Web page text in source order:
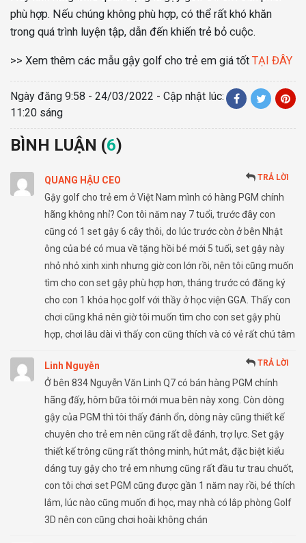
phù hợp. Nếu chúng không phù hợp, có thể rất khó khăn
trong quá trình luyện tập, dẫn đến khiến trẻ bỏ cuộc.
>> Xem thêm các mẫu gậy golf cho trẻ em giá tốt TẠI ĐÂY
Ngày đăng 9:58 - 24/03/2022 - Cập nhật lúc:
11:20 sáng
BÌNH LUẬN (6)
QUANG HẬU CEO TRẢ LỜI
Gậy golf cho trẻ em ở Việt Nam mình có hàng PGM chính
hãng không nhỉ? Con tôi năm nay 7 tuổi, trước đây con
cũng có 1 set gậy 6 cây thôi, do lúc trước còn ở bên Nhật
ông của bé có mua về tặng hồi bé mới 5 tuổi, set gậy này
nhỏ nhỏ xinh xinh nhưng giờ con lớn rồi, nên tôi cũng muốn
tìm cho con set gậy phù hợp hơn, tháng trước có đăng ký
cho con 1 khóa học golf với thầy ở học viện GGA. Thấy con
chơi cũng khá nên giờ tôi muốn tìm cho con set gậy phù
hợp, chơi lâu dài vì thấy con cũng thích và có vẻ rất chú tâm
Linh Nguyễn TRẢ LỜI
Ở bên 834 Nguyễn Văn Linh Q7 có bán hàng PGM chính
hãng đấy, hôm bữa tôi mới mua bên này xong. Còn dòng
gậy của PGM thì tôi thấy đánh ổn, dòng này cũng thiết kế
chuyên cho trẻ em nên cũng rất dễ đánh, trợ lực. Set gậy
thiết kế trông cũng rất thông minh, hút mắt, đặc biệt kiểu
dáng tuy gậy cho trẻ em nhưng cũng rất đầu tư trau chuốt,
con tôi chơi set PGM cũng được gần 1 năm nay rồi, bé thích
lắm, lúc nào cũng muốn đi học, may nhà có lắp phòng Golf
3D nên con cũng chơi hoài không chán